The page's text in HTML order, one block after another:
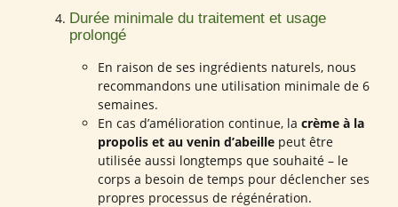
Durée minimale du traitement et usage
prolongé
En raison de ses ingrédients naturels, nous
recommandons une utilisation minimale de 6
semaines.
En cas d’amélioration continue, la crème à la
propolis et au venin d’abeille peut être
utilisée aussi longtemps que souhaité – le
corps a besoin de temps pour déclencher ses
propres processus de régénération.